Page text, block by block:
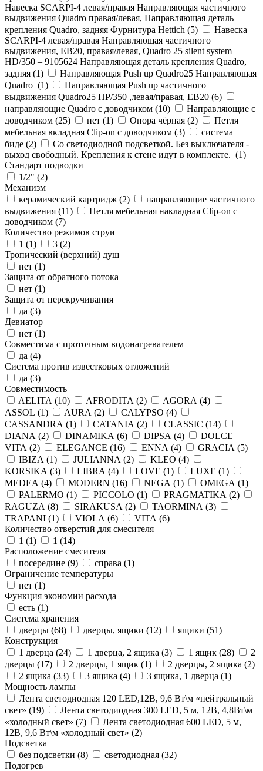
Навеска SCARPI-4 левая/правая Направляющая частичного
выдвижения Quadro правая/левая, Направляющая деталь
крепления Quadro, задняя Фурнитура Hettich (5)
Навеска
SCARPI-4 левая/правая Направляющая частичного
выдвижения, ЕВ20, правая/левая, Quadro 25 silent system
HD/350 – 9105624 Направляющая деталь крепления Quadro,
задняя (1)
Направляющая Push up Quadro25 Направляющая
Quadro (1)
Направляющая Push up частичного
выдвижения Quadro25 НР/350 ,левая/правая, ЕВ20 (6)
направляющие Quadro с доводчиком (10)
Направляющие с
доводчиком (25) нет (1) Опора чёрная (2)
Петля
мебельная вкладная Clip-on с доводчиком (3)
система
биде (2)
Со светодиодной подсветкой. Без выключателя -
выход свободный. Крепления к стене идут в комплекте. (1)
Стандарт подводки
1/2" (2)
Механизм
керамический картридж (2)
направляющие частичного
выдвижения (11)
Петля мебельная накладная Clip-on с
доводчиком (7)
Количество режимов струи
1 (1) 3 (2)
Тропический (верхний) душ
нет (1)
Защита от обратного потока
нет (1)
Защита от перекручивания
да (3)
Девиатор
нет (1)
Совместима с проточным водонагревателем
да (4)
Система против известковых отложений
да (3)
Совместимость
AELITA (10) AFRODITA (2) AGORA (4)
ASSOL (1) AURA (2) CALYPSO (4)
CASSANDRA (1) CATANIA (2) CLASSIC (14)
DIANA (2) DINAMIKA (6) DIPSA (4)
DOLCE
VITA (2) ELEGANCE (16) ENNA (4) GRACIA (5)
IBIZA (1) JULIANNA (2) KLEO (4)
KORSIKA (3) LIBRA (4) LOVE (1) LUXE (1)
MEDEA (4) MODERN (16) NEGA (1) OMEGA (1)
PALERMO (1) PICCOLO (1) PRAGMATIKA (2)
RAGUZA (8) SIRAKUSA (2) TAORMINA (3)
TRAPANI (1) VIOLA (6) VITA (6)
Количество отверстий для смесителя
1 (1) 1 (14)
Расположение смесителя
посередине (9) справа (1)
Ограничение температуры
нет (1)
Функция экономии расхода
есть (1)
Система хранения
дверцы (68) дверцы, ящики (12) ящики (51)
Конструкция
1 дверца (24) 1 дверца, 2 ящика (3) 1 ящик (28)
2
дверцы (17) 2 дверцы, 1 ящик (1) 2 дверцы, 2 ящика (2)
2 ящика (33) 3 ящика (4) 3 ящика, 1 дверца (1)
Мощность лампы
Лента светодиодная 120 LED,12В, 9,6 Вт\м «нейтральный
свет» (19)
Лента светодиодная 300 LED, 5 м, 12В, 4,8Вт\м
«холодный свет» (7)
Лента светодиодная 600 LED, 5 м,
12В, 9,6 Вт\м «холодный свет» (2)
Подсветка
без подсветки (8) светодиодная (32)
Подогрев